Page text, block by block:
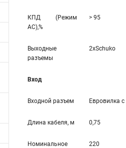
КПД (Режим
AC),%
> 95
Выходные
разъемы
2xSchuko
Вход
Входной разъем Евровилка
Длина кабеля, м 0,75
Номинальное
220